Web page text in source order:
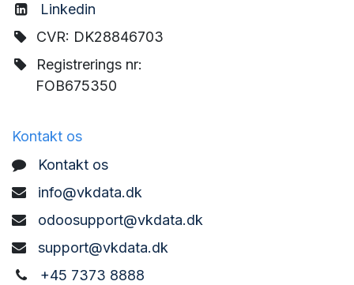
Linkedin
CVR: DK28846703
Registrerings nr:
FOB675350
Kontakt os
Kontakt os
info@vkdata.dk
odoosupport@vkdata.dk
support@vkdata.dk
+45 7373 8888